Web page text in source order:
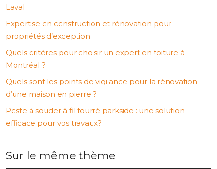
Laval
Expertise en construction et rénovation pour
propriétés d’exception
Quels critères pour choisir un expert en toiture à
Montréal ?
Quels sont les points de vigilance pour la rénovation
d’une maison en pierre ?
Poste à souder à fil fourré parkside : une solution
efficace pour vos travaux?
Sur le même thème